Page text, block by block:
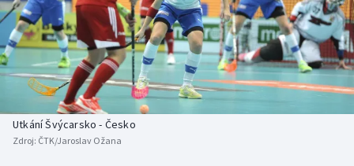
Americký fotbal
Baseball a softbal
Basketbal
Biatlon
NEPŘEHLÉDNĚTE
Soutěže
Historické návraty
Aplikace ČT sport
Utkání Švýcarsko - Česko
Zdroj: ČTK/Jaroslav Ožana